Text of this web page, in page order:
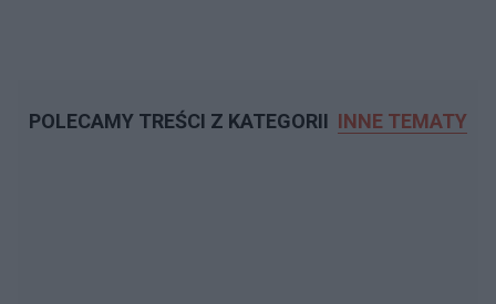
POLECAMY TREŚCI Z KATEGORII INNE TEMATY